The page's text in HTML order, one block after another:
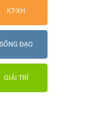
KT-XH
SỐNG ĐẠO
GIẢI TRÍ